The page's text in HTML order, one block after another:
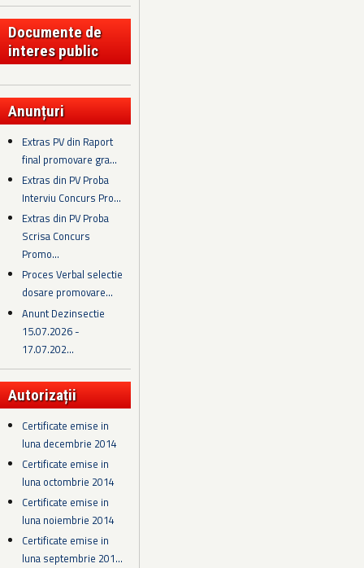
Documente de
interes public
Anunțuri
Extras PV din Raport
final promovare gra...
Extras din PV Proba
Interviu Concurs Pro...
Extras din PV Proba
Scrisa Concurs
Promo...
Proces Verbal selectie
dosare promovare...
Anunt Dezinsectie
15.07.2026 -
17.07.202...
Autorizații
Certificate emise in
luna decembrie 2014
Certificate emise in
luna octombrie 2014
Certificate emise in
luna noiembrie 2014
Certificate emise in
luna septembrie 201...